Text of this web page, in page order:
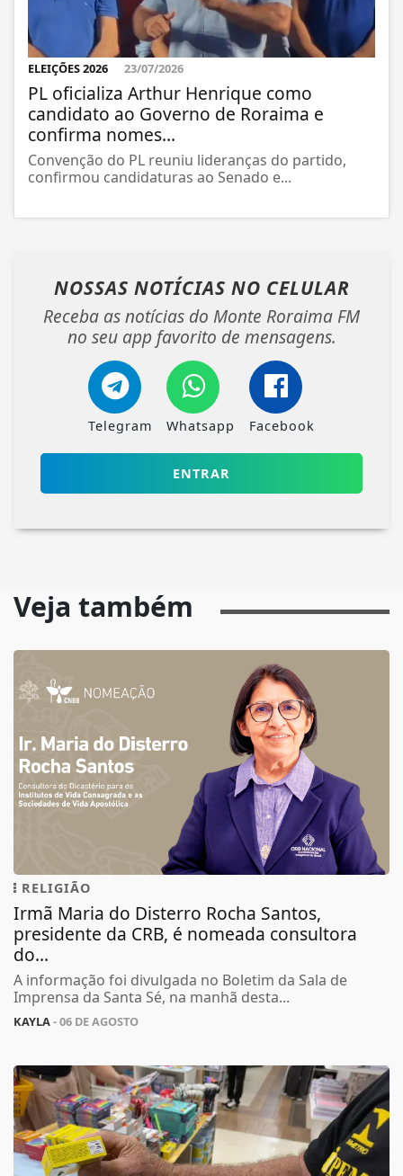
ELEIÇÕES 2026 23/07/2026
PL oficializa Arthur Henrique como
candidato ao Governo de Roraima e
confirma nomes...
Convenção do PL reuniu lideranças do partido,
confirmou candidaturas ao Senado e...
NOSSAS NOTÍCIAS NO CELULAR
Receba as notícias do Monte Roraima FM
no seu app favorito de mensagens.
Telegram Whatsapp Facebook
ENTRAR
Veja também
RELIGIÃO
Irmã Maria do Disterro Rocha Santos,
presidente da CRB, é nomeada consultora
do...
A informação foi divulgada no Boletim da Sala de
Imprensa da Santa Sé, na manhã desta...
KAYLA- 06 DE AGOSTO